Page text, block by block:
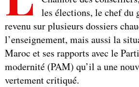
les élections, le chef du
revenu sur plusieurs dossiers
l’enseignement, mais aussi la
Maroc et ses rapports avec le
modernité (PAM) qu’il a une
vertement critiqué.